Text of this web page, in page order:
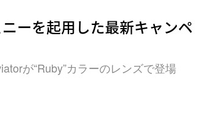
ーを起用した最新キャンペ
が“Ruby”カラーのレンズで登場